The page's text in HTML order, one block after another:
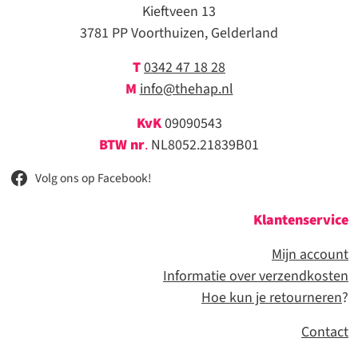
Kieftveen 13
3781 PP Voorthuizen, Gelderland
T0342 47 18 28
M info@thehap.nl
KvK09090543
BTW nr. NL8052.21839B01
Volg ons op Facebook!
Klantenservice
Mijn account
Informatie over verzendkosten
Hoe kun je retourneren?
Contact